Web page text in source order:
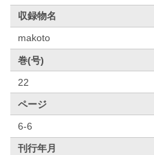
収録物名
makoto
巻(号)
22
ページ
6-6
刊行年月